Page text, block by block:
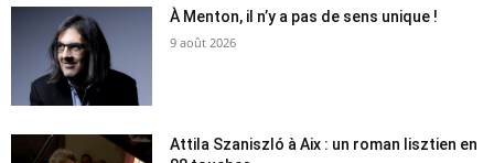
À Menton, il n’y a pas de sens unique !
9 août 2026
Attila Szaniszló à Aix : un roman lisztien en